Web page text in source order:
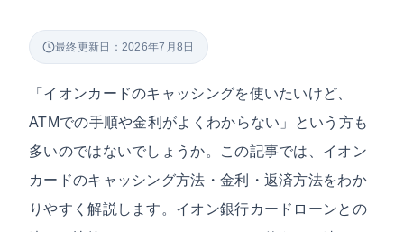
最終更新日：2026年7月8日
「イオンカードのキャッシングを使いたいけど、
ATMでの手順や金利がよくわからない」という方も
多いのではないでしょうか。この記事では、イオン
カードのキャッシング方法・金利・返済方法をわか
りやすく解説します。イオン銀行カードローンとの